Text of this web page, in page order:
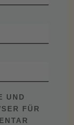
UND
FÜR